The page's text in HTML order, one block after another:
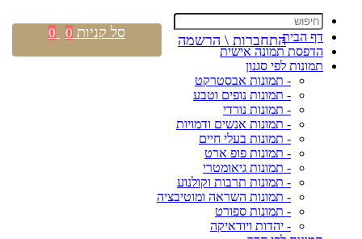
דף הבית
הדפסת תמונה אישית
תמונות לפי סגנון
- תמונות אבסטרקט
- תמונות נופים וטבע
- תמונות נורדי
- תמונות אנשים ודמויות
- תמונות בעלי חיים
- תמונות פופ ארט
- תמונות גיאומטרי
- תמונות תרבות וקולנוע
- תמונות השראה ומוטיבציה
- תמונות ספורט
- יהדות ויודאיקה
התחברות \ הרשמה סל קניות 0
0